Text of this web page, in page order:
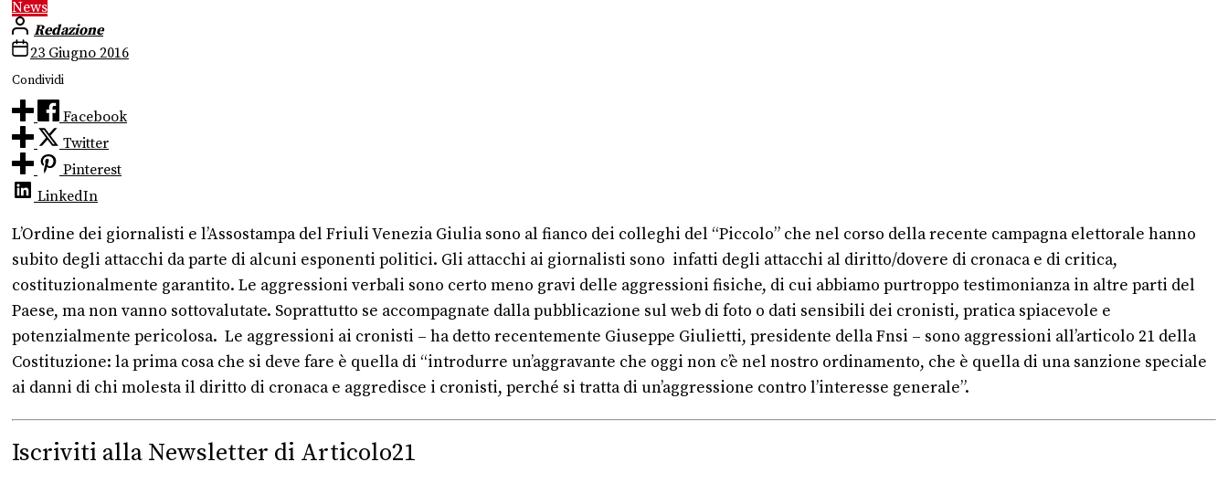
News
Redazione
23 Giugno 2016
Condividi
Facebook
Twitter
Pinterest
LinkedIn
L’Ordine dei giornalisti e l’Assostampa del Friuli Venezia Giulia sono al fianco dei colleghi del “Piccolo” che nel corso della recente campagna elettorale hanno
subito degli attacchi da parte di alcuni esponenti politici. Gli attacchi ai giornalisti sono infatti degli attacchi al diritto/dovere di cronaca e di critica,
costituzionalmente garantito. Le aggressioni verbali sono certo meno gravi delle aggressioni fisiche, di cui abbiamo purtroppo testimonianza in altre parti del
Paese, ma non vanno sottovalutate. Soprattutto se accompagnate dalla pubblicazione sul web di foto o dati sensibili dei cronisti, pratica spiacevole e
potenzialmente pericolosa. Le aggressioni ai cronisti – ha detto recentemente Giuseppe Giulietti, presidente della Fnsi – sono aggressioni all’articolo 21 della
Costituzione: la prima cosa che si deve fare è quella di “introdurre un’aggravante che oggi non c’è nel nostro ordinamento, che è quella di una sanzione speciale
ai danni di chi molesta il diritto di cronaca e aggredisce i cronisti, perché si tratta di un’aggressione contro l’interesse generale”.
Iscriviti alla Newsletter di Articolo21